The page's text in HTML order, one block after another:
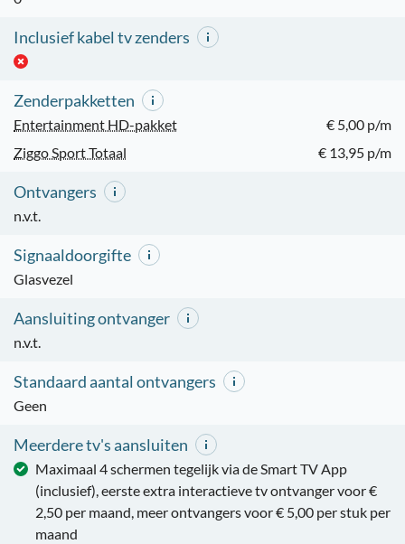
Inclusief kabel tv zenders
Zenderpakketten
Entertainment HD-pakket
€ 5,00 p/m
Ziggo Sport Totaal
€ 13,95 p/m
Ontvangers
n.v.t.
Signaaldoorgifte
Glasvezel
Aansluiting ontvanger
n.v.t.
Standaard aantal ontvangers
Geen
Meerdere tv's aansluiten
Maximaal 4 schermen tegelijk via de Smart TV App
(inclusief), eerste extra interactieve tv ontvanger voor €
2,50 per maand, meer ontvangers voor € 5,00 per stuk per
maand